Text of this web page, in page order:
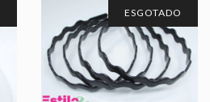
ESGOTADO